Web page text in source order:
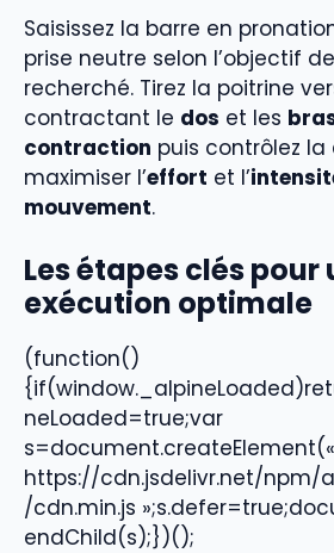
Saisissez la barre en
prise neutre selon l’objectif de
recherché. Tirez la poitrine
contractant le dos et les
contraction puis contrôlez
maximiser l’effort et l’
mouvement.
Les étapes clés pour
exécution optimale
(function()
neLoaded=true;var
https://cdn.jsdelivr.net/npm/
/cdn.min.js
endChild(s);})();